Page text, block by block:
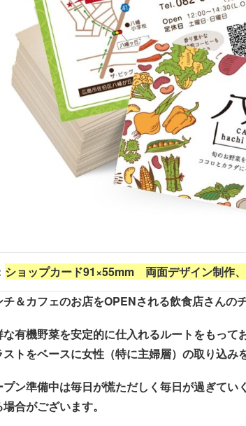
ショップカード91×55mm 両面デザイン制作
チ＆カフェのお店をOPENされる飲食店さんの
な有機野菜を安定的に仕入れるルートをもっ
ストをベースに女性（特に主婦層）の取り込み
プン準備中は毎日が慌ただしく毎日が過ぎて
合がございます。